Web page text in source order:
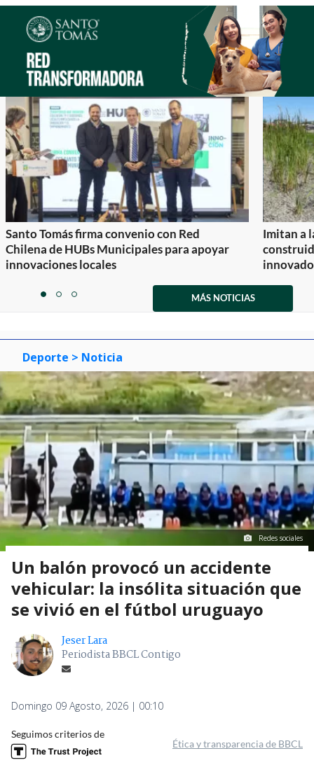
Santo Tomás firma convenio con Red
Chilena de HUBs Municipales para apoyar
innovaciones locales
Imitan a
itemitemitem
MÁS NOTICIAS
Deporte > Noticia
Redes sociales
Un balón provocó un accidente
vehicular: la insólita situación que
se vivió en el fútbol uruguayo
Jeser Lara
Periodista BBCL Contigo
Domingo 09 Agosto, 2026 | 00:10
Seguimos criterios de
Ética y transparencia de BBCL